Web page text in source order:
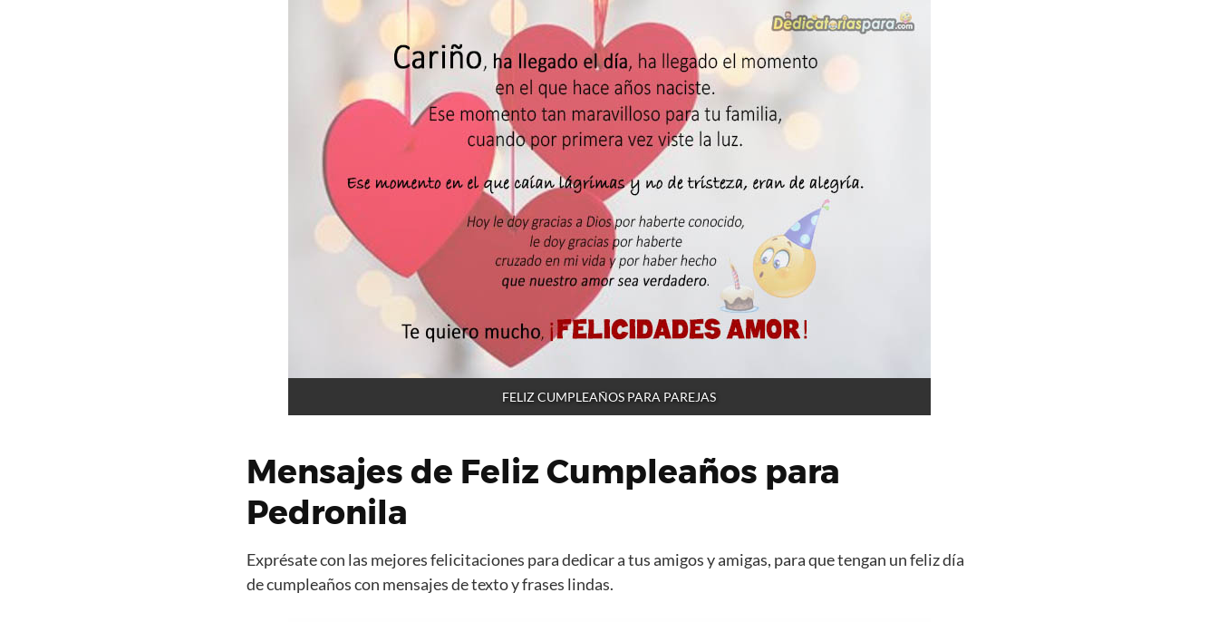
FELIZ CUMPLEAÑOS PARA PAREJAS
Mensajes de Feliz Cumpleaños para
Pedronila
Exprésate con las mejores felicitaciones para dedicar a tus amigos y amigas, para que tengan un feliz día
de cumpleaños con mensajes de texto y frases lindas.